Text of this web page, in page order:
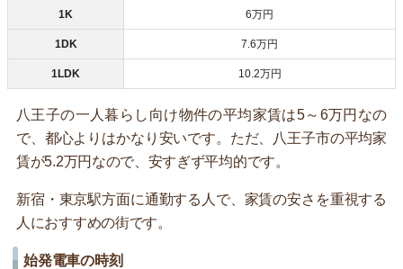
1K 6万円
1DK 7.6万円
1LDK 10.2万円
八王子の一人暮らし向け物件の平均家賃は5～6万円なの
で、都心よりはかなり安いです。ただ、八王子市の平均家
賃が5.2万円なので、安すぎず平均的です。
新宿・東京駅方面に通勤する人で、家賃の安さを重視する
人におすすめの街です。
始発電車の時刻